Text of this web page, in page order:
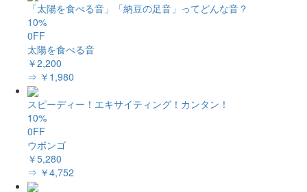
「太陽を食べる音」「納豆の足音」ってどんな音？
10%
0FF
太陽を食べる音
￥2,200
⇒ ￥1,980
スピーディー！エキサイティング！カンタン！
10%
0FF
ウボンゴ
￥5,280
⇒ ￥4,752